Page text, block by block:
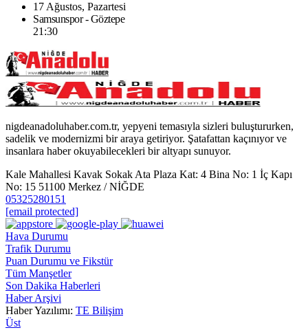
17 Ağustos, Pazartesi
Samsunspor - Göztepe
21:30
nigdeanadoluhaber.com.tr, yepyeni temasıyla sizleri buluştururken,
sadelik ve modernizmi bir araya getiriyor. Şatafattan kaçınıyor ve
insanlara haber okuyabilecekleri bir altyapı sunuyor.
Kale Mahallesi Kavak Sokak Ata Plaza Kat: 4 Bina No: 1 İç Kapı
No: 15 51100 Merkez / NİĞDE
05325280151
[email protected]
Hava Durumu
Trafik Durumu
Puan Durumu ve Fikstür
Tüm Manşetler
Son Dakika Haberleri
Haber Arşivi
Haber Yazılımı: TE Bilişim
Üst